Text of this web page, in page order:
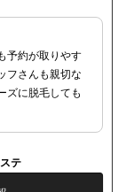
予約が取りやす
フさんも親切な
ズに脱毛しても
テ